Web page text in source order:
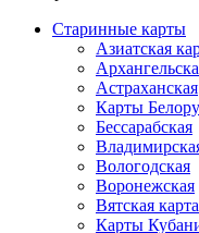
Старинные карты
Азиатская
Астраханская
Карты
Бессарабская
Вологодская
Воронежская
Вятская карта
Карты